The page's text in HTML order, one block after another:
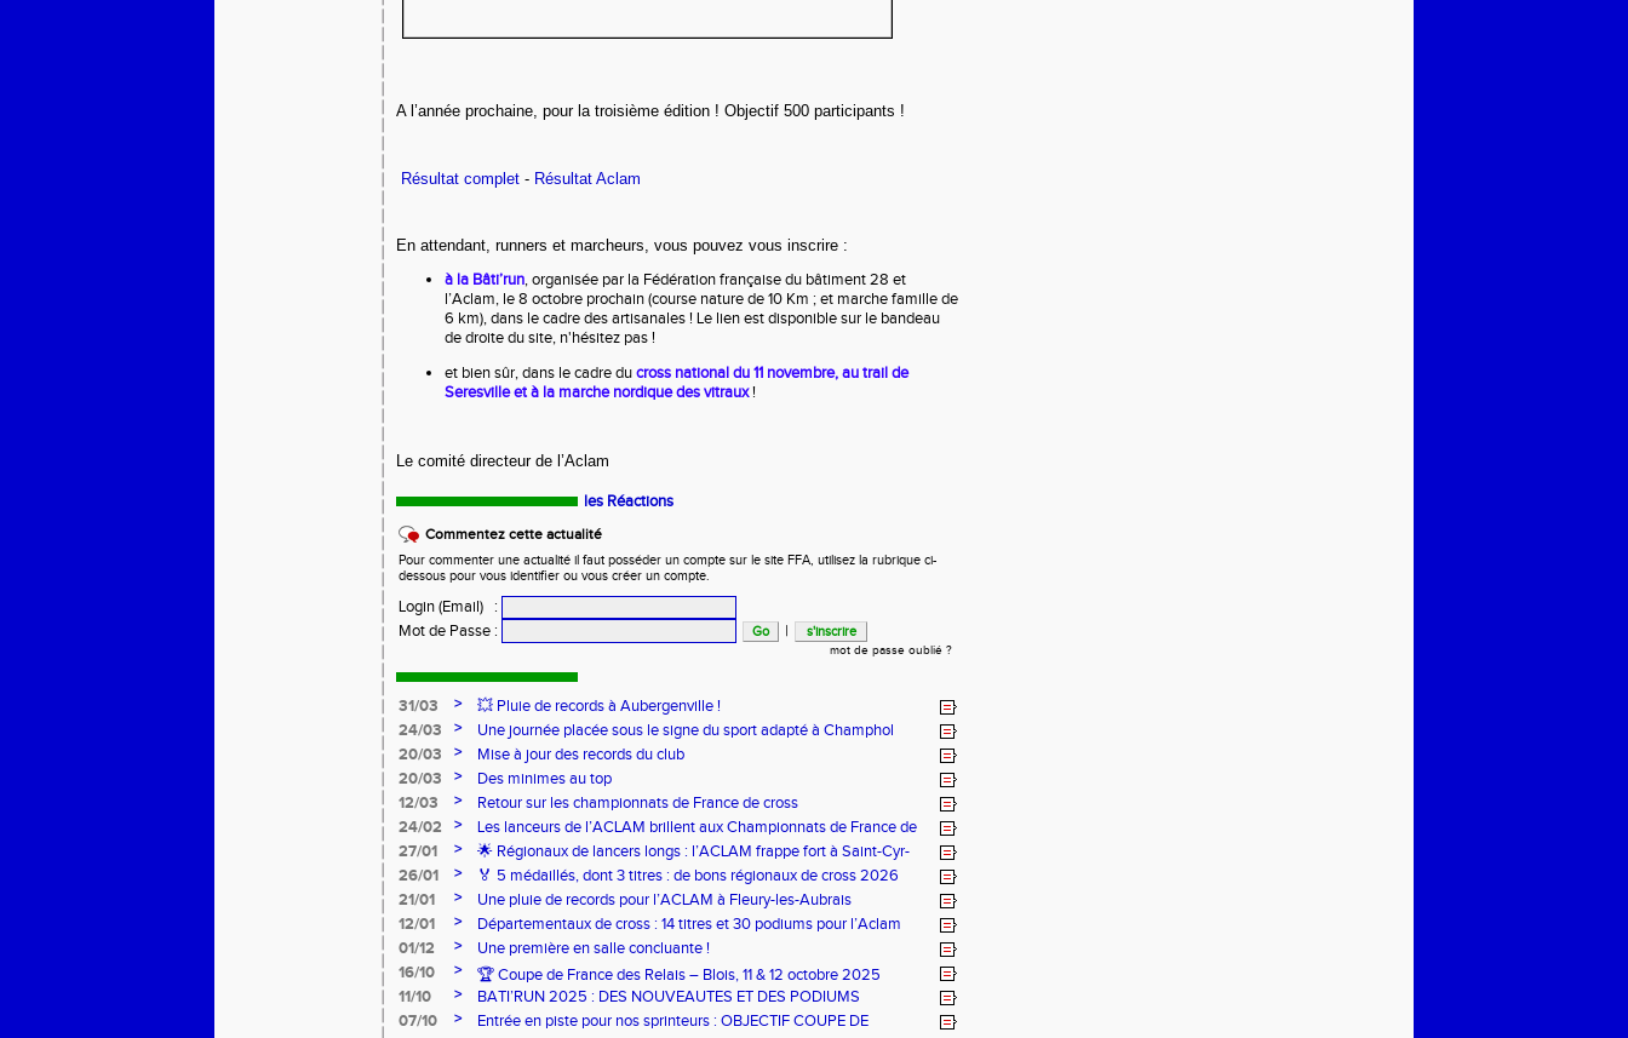
A l’année prochaine, pour la troisième édition ! Objectif 500 participants !
Résultat complet - Résultat Aclam
En attendant, runners et marcheurs, vous pouvez vous inscrire :
à la Bâti’run, organisée par la Fédération française du bâtiment 28 et
l’Aclam, le 8 octobre prochain (course nature de 10 Km ; et marche famille de
6 km), dans le cadre des artisanales ! Le lien est disponible sur le bandeau
de droite du site, n'hésitez pas !
et bien sûr, dans le cadre ducross national du 11 novembre, au trail de
Seresville et à la marche nordique des vitraux!
Le comité directeur de l’Aclam
les Réactions
Commentez cette actualité
Pour commenter une actualité il faut posséder un compte sur le site FFA, utilisez la rubrique ci-
dessous pour vous identifier ou vous créer un compte.
Login (Email)
:
Mot de Passe : |
mot de passe oublié ?
31/03 >
💥 Pluie de records à Aubergenville !
24/03
>
Une journée placée sous le signe du sport adapté à Champhol
20/03
>
Mise à jour des records du club
20/03
>
Des minimes au top
12/03
>
Retour sur les championnats de France de cross
24/02
>
Les lanceurs de l’ACLAM brillent aux Championnats de France de
Lancers Longs à Nice
27/01 >
🌟 Régionaux de lancers longs : l’ACLAM frappe fort à Saint-Cyr-
sur-Loire
26/01 >
🏅 5 médaillés, dont 3 titres : de bons régionaux de cross 2026
pour l’Aclam !
21/01 >
Une pluie de records pour l’ACLAM à Fleury-les-Aubrais
12/01
>
Départementaux de cross : 14 titres et 30 podiums pour l’Aclam
01/12
>
Une première en salle concluante !
16/10
>
🏆 Coupe de France des Relais – Blois, 11 & 12 octobre 2025
11/10
>
BATI’RUN 2025 : DES NOUVEAUTES ET DES PODIUMS
07/10
>
Entrée en piste pour nos sprinteurs : OBJECTIF COUPE DE